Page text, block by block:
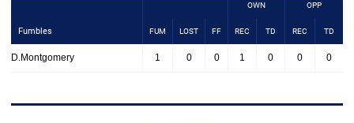
OWN OPP
Fumbles FUM LOST FF REC TD REC TD
D.Montgomery 1 0 0 1 0 0 0